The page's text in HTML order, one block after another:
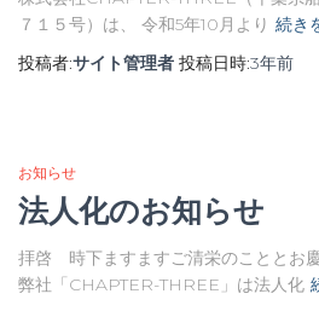
７１５号）は、 令和5年10月より 続き
投稿者:サイト管理者 投稿日時:3年前
お知らせ
法人化のお知らせ
拝啓 時下ますますご清栄のこととお
弊社「CHAPTER-THREE」は法人化